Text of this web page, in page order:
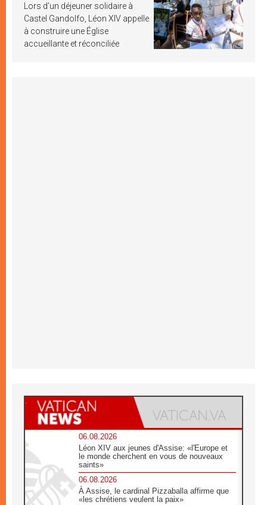
Lors d’un déjeuner solidaire à
Castel Gandolfo, Léon XIV appelle
à construire une Église
accueillante et réconciliée
06.08.2026
Léon XIV aux jeunes d'Assise: «l'Europe et
le monde cherchent en vous de nouveaux
saints»
06.08.2026
À Assise, le cardinal Pizzaballa affirme que
«les chrétiens veulent la paix»